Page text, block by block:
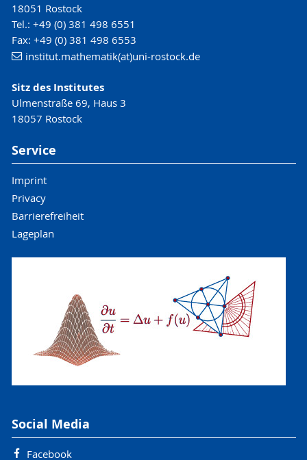
Vertretungen
Dr. Matthias Schymura
matthias.schymura@uni-rostock
Dr. Marc Christian Zimmermann
marc.christian.zimmermann
Mitarbeiter
Dr. Konrad Sperfeld
konrad.sperfeld
Jochen Zöllner, M.Sc.
jochen.zoellner@planet-ai.de
@uni-rostock .de
Max Weidemann, M.Sc.
max.weidemann @planet-ai .de
Bastian Laasch, M.Sc.
Dipl.-Math. Gundram Leifert
gundram.leifert@planet-ai.de
18051 Rostock
Tel.: +49 (0) 381 498 6551
Fax: +49 (0) 381 498 6553
institut.mathematik(at)uni-rostock.de
Sitz des Institutes
Ulmenstraße 69, Haus 3
18057 Rostock
Service
Imprint
Privacy
Barrierefreiheit
Lageplan
Social Media
Facebook